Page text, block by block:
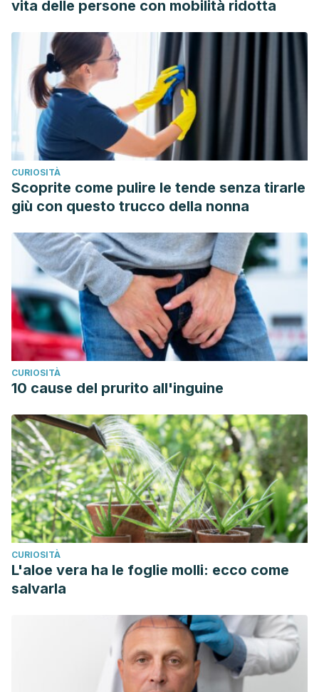
vita delle persone con mobilità ridotta
CURIOSITÀ
Scoprite come pulire le tende senza tirarle
giù con questo trucco della nonna
CURIOSITÀ
10 cause del prurito all'inguine
CURIOSITÀ
L'aloe vera ha le foglie molli: ecco come
salvarla